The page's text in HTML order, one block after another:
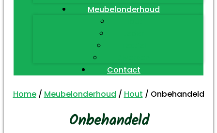
Meubelonderhoud
Contact
Home/ Meubelonderhoud / Hout / Onbehandeld
Onbehandeld